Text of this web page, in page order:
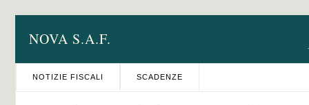
NOVA S.A.F.
NOTIZIE FISCALI SCADENZE